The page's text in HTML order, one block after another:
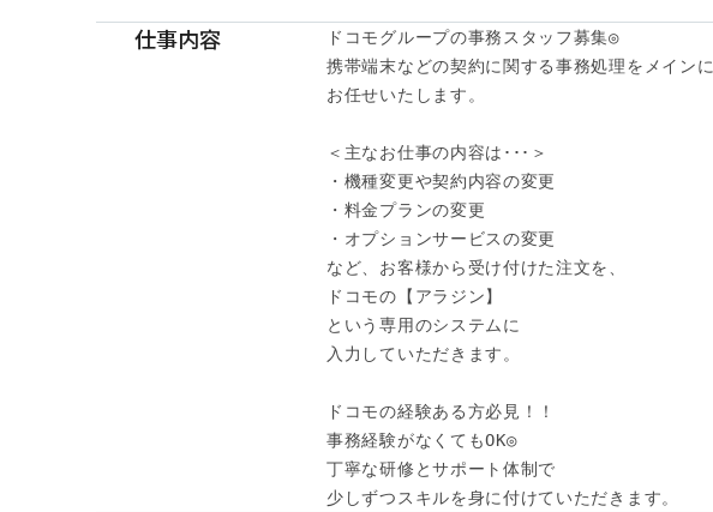
仕事内容
ドコモグループの事務スタッフ募集◎
携帯端末などの契約に関する事務処理をメインに
お任せいたします。
＜主なお仕事の内容は･･･＞
・機種変更や契約内容の変更
・料金プランの変更
・オプションサービスの変更
など、お客様から受け付けた注文を、
ドコモの【アラジン】
という専用のシステムに
入力していただきます。
ドコモの経験ある方必見！！
事務経験がなくてもOK◎
丁寧な研修とサポート体制で
少しずつスキルを身に付けていただきます。